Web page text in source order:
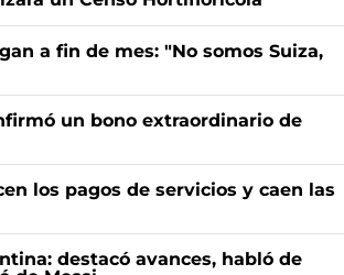
a fin de mes: "No somos Suiza,
un bono extraordinario de
los pagos de servicios y caen las
destacó avances, habló de